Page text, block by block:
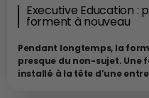
Executive Education :
forment à nouveau
Pendant longtemps, la
presque du non-sujet. Une
installé à la tête d’une